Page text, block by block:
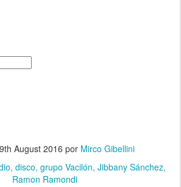
August 2016 por Mirco Gibellini
disco grupo Vacilón Jibbany Sánchez
Ramon Ramondi